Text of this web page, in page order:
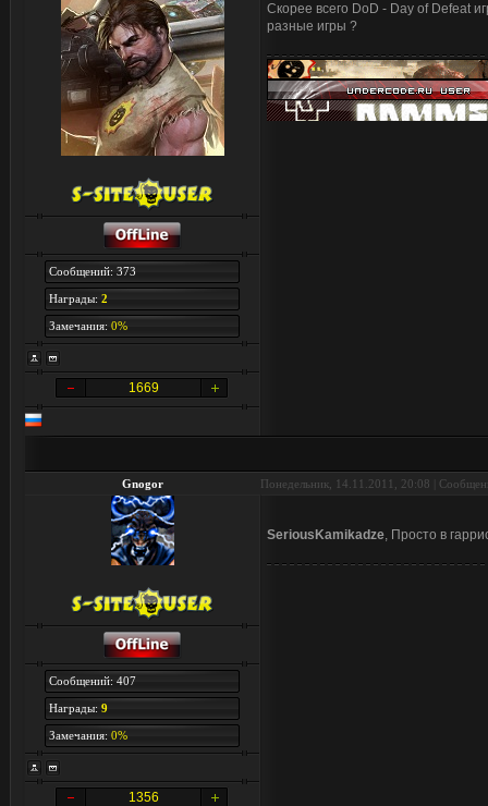
Сообщений: 373
Награды: 2
Замечания: 0%
1669
Скорее всего DoD - Day of Defeat
разные игры ?
Gnogor Понедельник, 14.11.2011, 20:08 |
Сообщений: 407
Награды: 9
Замечания: 0%
1356
SeriousKamikadze, Просто в